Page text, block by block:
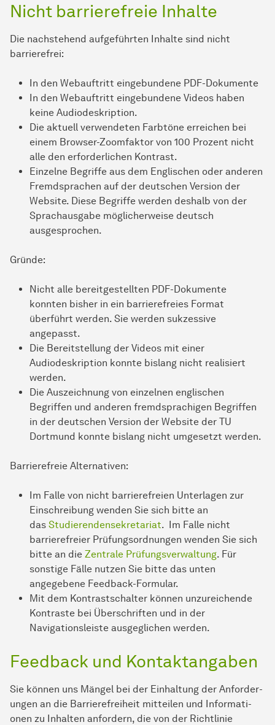
Nicht barrierefreie Inhalte
Die nachstehend aufgeführten Inhalte sind nicht
barrierefrei:
In den Webauftritt eingebundene PDF-Dokumente
In den Webauftritt eingebundene Videos haben
keine Audiodeskription.
Die aktuell verwendeten Farbtöne erreichen bei
einem Browser-Zoomfaktor von 100 Prozent nicht
alle den erforderlichen Kontrast.
Einzelne Begriffe aus dem Englischen oder anderen
Fremdsprachen auf der deutschen Version der
Website. Diese Begriffe werden deshalb von der
Sprachausgabe möglicherweise deutsch
ausgesprochen.
Gründe:
Nicht alle bereitgestellten PDF-Dokumente
konnten bisher in ein barrierefreies Format
überführt werden. Sie werden sukzessive
angepasst.
Die Bereitstellung der Videos mit einer
Audiodeskription konnte bislang nicht realisiert
werden.
Die Auszeichnung von einzelnen englischen
Begriffen und anderen fremdsprachigen Begriffen
in der deutschen Version der Website der TU
Dortmund konnte bislang nicht umgesetzt werden.
Barrierefreie Alternativen:
Im Falle von nicht bar­ri­e­re­frei­en Unterlagen zur
Einschreibung wenden Sie sich bitte an
das Studierenden­sekretariat. Im Falle nicht
barrierefreier Prüfungsordnungen wenden Sie sich
bitte an die Zentrale Prüfungsverwaltung. Für
sonstige Fälle nutzen Sie bitte das unten
angegebene Feedback-Formular.
Mit dem Kontrastschalter können unzureichende
Kontraste bei Überschriften und in der
Navigationsleiste ausgeglichen werden.
Feedback und Kontaktangaben
Sie können uns Mängel bei der Einhaltung der An­for­der­
ungen an die Barrierefreiheit mitteilen und In­for­ma­ti­
onen zu Inhalten anfordern, die von der Richtlinie